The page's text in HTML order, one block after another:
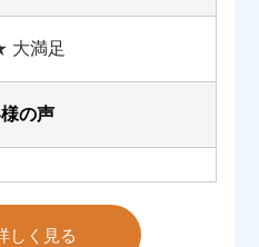
満足
の声
しく見る